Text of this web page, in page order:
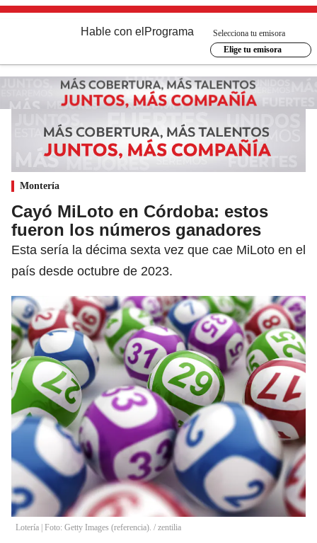
Hable con el Programa
Selecciona tu emisora
Elige tu emisora
Montería
Cayó MiLoto en Córdoba: estos
fueron los números ganadores
Esta sería la décima sexta vez que cae MiLoto en el
país desde octubre de 2023.
Lotería | Foto: Getty Images (referencia). / zentilia